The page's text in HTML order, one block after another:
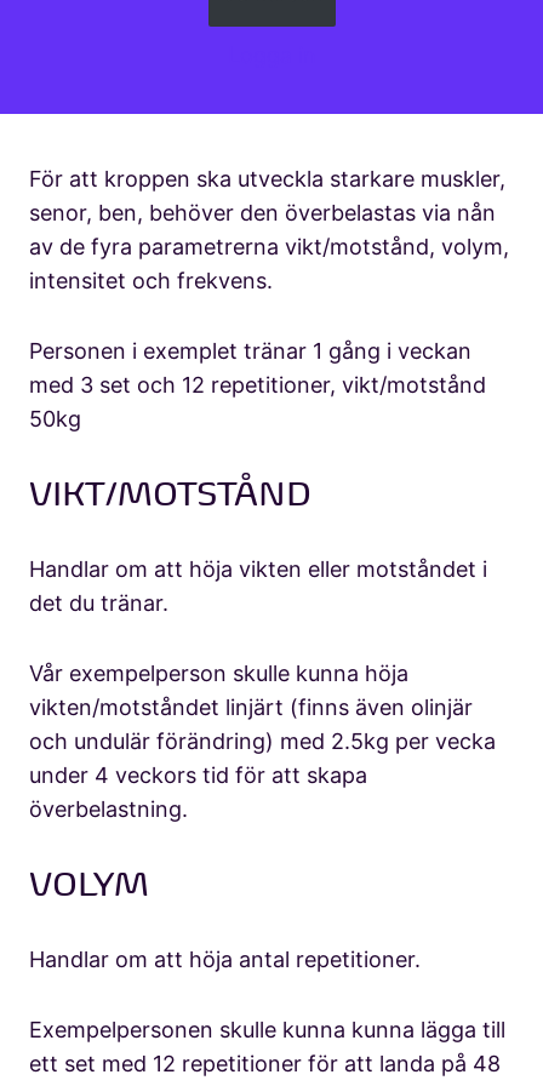
För att kroppen ska utveckla starkare muskler,
senor, ben, behöver den överbelastas via nån
av de fyra parametrerna vikt/motstånd, volym,
intensitet och frekvens.
Personen i exemplet tränar 1 gång i veckan
med 3 set och 12 repetitioner, vikt/motstånd
50kg
VIKT/MOTSTÅND
Handlar om att höja vikten eller motståndet i
det du tränar.
Vår exempelperson skulle kunna höja
vikten/motståndet linjärt (finns även olinjär
och undulär förändring) med 2.5kg per vecka
under 4 veckors tid för att skapa
överbelastning.
VOLYM
Handlar om att höja antal repetitioner.
Exempelpersonen skulle kunna kunna lägga till
ett set med 12 repetitioner för att landa på 48